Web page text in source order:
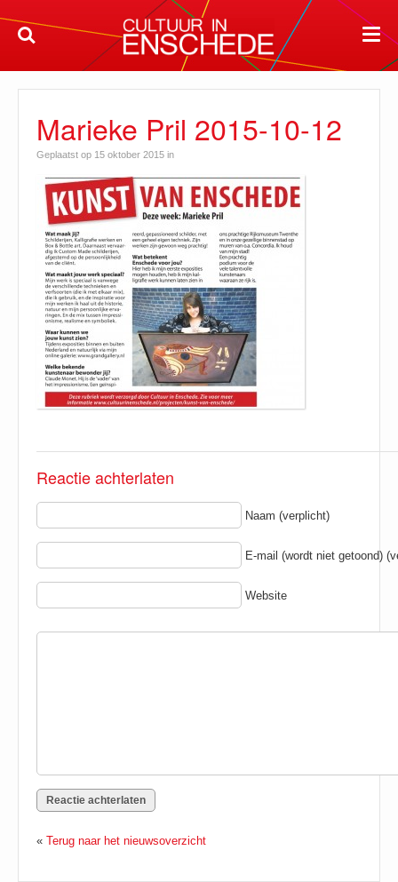
Marieke Pril 2015-10-12
Geplaatst op 15 oktober 2015 in
Reactie achterlaten
Naam (verplicht)
E-mail (wordt niet getoond)
Website
« Terug naar het nieuwsoverzicht